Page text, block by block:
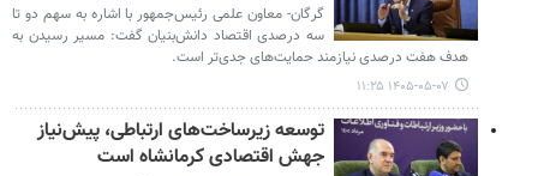
گرگان- معاون علمی رئیس‌جمهور با اشاره به سهم دو تا
سه درصدی اقتصاد دانش‌بنیان گفت: مسیر رسیدن به
هدف هفت درصدی نیازمند حمایت‌های جدی‌تر است.
۱۴۰۵-۰۵-۰۷ ۱۱:۲۵
توسعه زیرساخت‌های ارتباطی، پیش‌نیاز
جهش اقتصادی کرمانشاه است